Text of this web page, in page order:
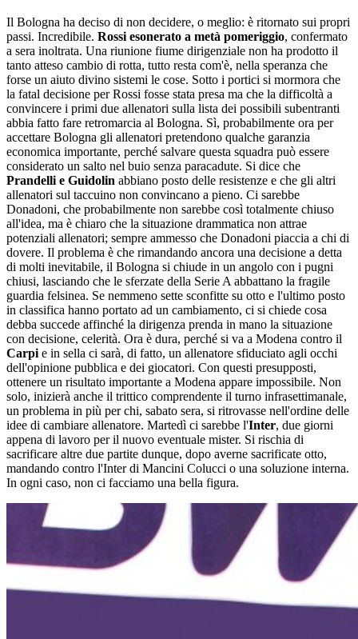
Il Bologna ha deciso di non decidere, o meglio: è ritornato sui propri
passi. Incredibile. Rossi esonerato a metà pomeriggio, confermato
a sera inoltrata. Una riunione fiume dirigenziale non ha prodotto il
tanto atteso cambio di rotta, tutto resta com'è, nella speranza che
forse un aiuto divino sistemi le cose. Sotto i portici si mormora che
la fatal decisione per Rossi fosse stata presa ma che la difficoltà a
convincere i primi due allenatori sulla lista dei possibili subentranti
abbia fatto fare retromarcia al Bologna. Sì, probabilmente ora per
accettare Bologna gli allenatori pretendono qualche garanzia
economica importante, perché salvare questa squadra può essere
considerato un salto nel buio senza paracadute. Si dice che
Prandelli e Guidolin abbiano posto delle resistenze e che gli altri
allenatori sul taccuino non convincano a pieno. Ci sarebbe
Donadoni, che probabilmente non sarebbe così totalmente chiuso
all'idea, ma è chiaro che la situazione drammatica non attrae
potenziali allenatori; sempre ammesso che Donadoni piaccia a chi di
dovere. Il problema è che rimandando ancora una decisione a detta
di molti inevitabile, il Bologna si chiude in un angolo con i pugni
chiusi, lasciando che le sferzate della Serie A abbattano la fragile
guardia felsinea. Se nemmeno sette sconfitte su otto e l'ultimo posto
in classifica hanno portato ad un cambiamento, ci si chiede cosa
debba succede affinché la dirigenza prenda in mano la situazione
con decisione, celerità. Ora è dura, perché si va a Modena contro il
Carpi e in sella ci sarà, di fatto, un allenatore sfiduciato agli occhi
dell'opinione pubblica e dei giocatori. Con questi presupposti,
ottenere un risultato importante a Modena appare impossibile. Non
solo, inizierà anche il trittico comprendente il turno infrasettimanale,
un problema in più per chi, sabato sera, si ritrovasse nell'ordine delle
idee di cambiare allenatore. Martedì ci sarebbe l'Inter, due giorni
appena di lavoro per il nuovo eventuale mister. Si rischia di
sacrificare altre due partite dunque, dopo averne sacrificate otto,
mandando contro l'Inter di Mancini Colucci o una soluzione interna.
In ogni caso, non ci facciamo una bella figura.